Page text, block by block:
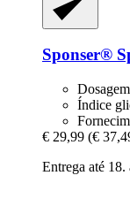
Sponser®
Índice
€ 29,99 (€
Entrega até 18.